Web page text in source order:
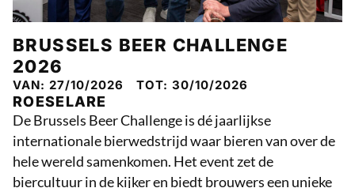
BRUSSELS BEER CHALLENGE
2026
VAN: 27/10/2026 TOT: 30/10/2026
ROESELARE
De Brussels Beer Challenge is dé jaarlijkse
internationale bierwedstrijd waar bieren van over de
hele wereld samenkomen. Het event zet de
biercultuur in de kijker en biedt brouwers een unieke